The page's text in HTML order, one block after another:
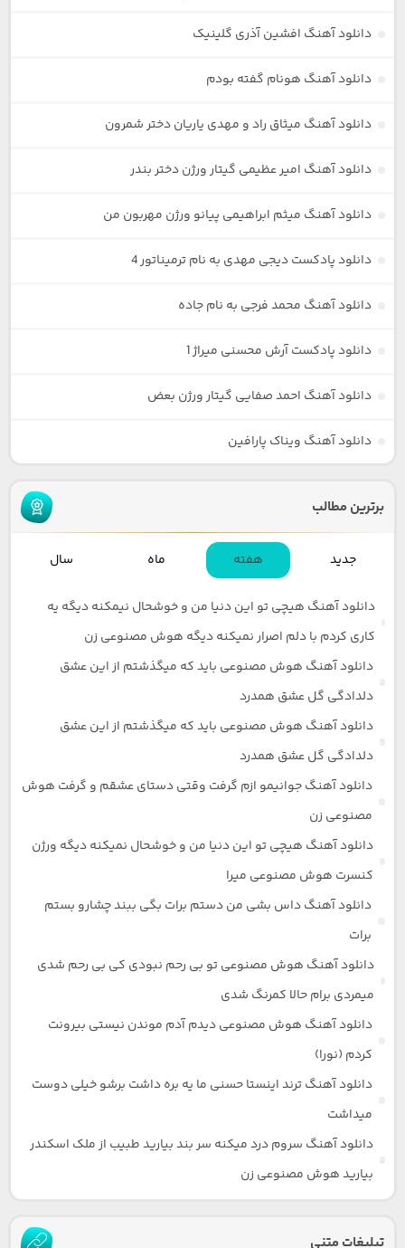
دانلود آهنگ افشین آذری گلینیک
دانلود آهنگ هونام گفته بودم
دانلود آهنگ میثاق راد و مهدی یاریان دختر شمرون
دانلود آهنگ امیر عظیمی گیتار ورژن دختر بندر
دانلود آهنگ میثم ابراهیمی پیانو ورژن مهربون من
دانلود پادکست دیجی مهدی به نام ترمیناتور 4
دانلود آهنگ محمد فرجی به نام جاده
دانلود پادکست آرش محسنی میراژ 1
دانلود آهنگ احمد صفایی گیتار ورژن بعض
دانلود آهنگ ویناک پارافین
برترین مطالب
جدید هفته ماه سال
دانلود آهنگ هیچی تو این دنیا من و خوشحال نیمکنه دیگه یه
کاری کردم با دلم اصرار نمیکنه دیگه هوش مصنوعی زن
دانلود آهنگ هوش مصنوعی باید که میگذشتم از این عشق
دلدادگی گل عشق همدرد
دانلود آهنگ هوش مصنوعی باید که میگذشتم از این عشق
دلدادگی گل عشق همدرد
دانلود آهنگ جوانیمو ازم گرفت وقتی دستای عشقم و گرفت هوش
مصنوعی زن
دانلود آهنگ هیچی تو این دنیا من و خوشحال نمیکنه دیگه ورژن
کنسرت هوش مصنوعی میرا
دانلود آهنگ داس بشی من دستم برات بگی ببند چشارو بستم
برات
دانلود آهنگ هوش مصنوعی تو بی رحم نبودی کی بی رحم شدی
میمردی برام حالا کمرنگ شدی
دانلود آهنگ هوش مصنوعی دیدم آدم موندن نیستی بیرونت
کردم (نورا)
دانلود آهنگ ترند اینستا حسنی ما یه بره داشت برشو خیلی دوست
میداشت
دانلود آهنگ سروم درد میکنه سر بند بیارید طبیب از ملک اسکندر
بیارید هوش مصنوعی زن
تبلیغات متنی